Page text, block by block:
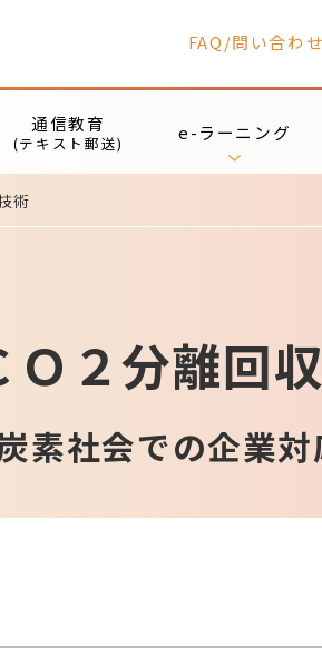
FAQ/問い合わ
通信教育
(テキスト郵送) e-ラーニング
術
Ｏ２分離回
素社会での企業